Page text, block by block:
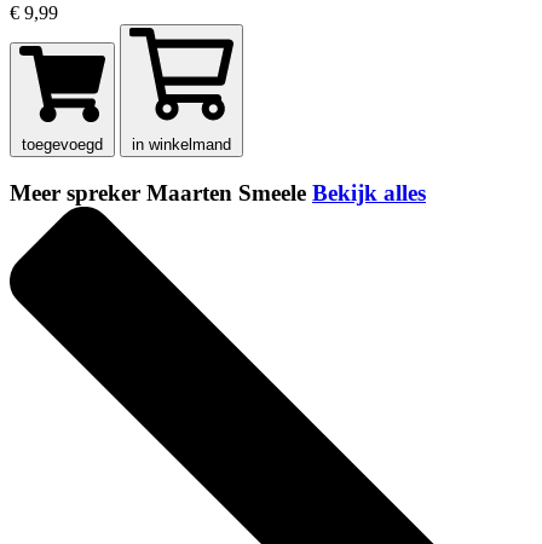
€ 9,99
toegevoegd in winkelmand
Meer spreker Maarten Smeele Bekijk alles